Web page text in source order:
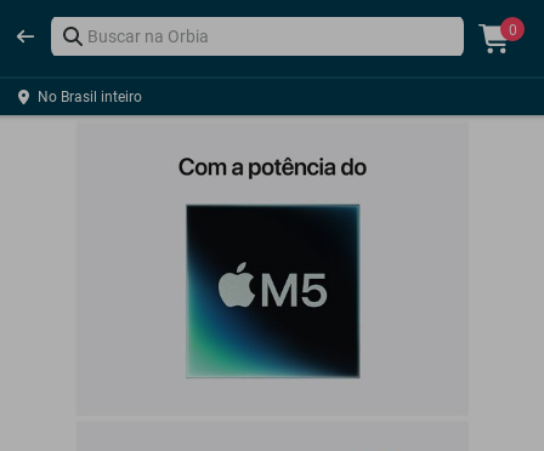
0
No Brasil inteiro